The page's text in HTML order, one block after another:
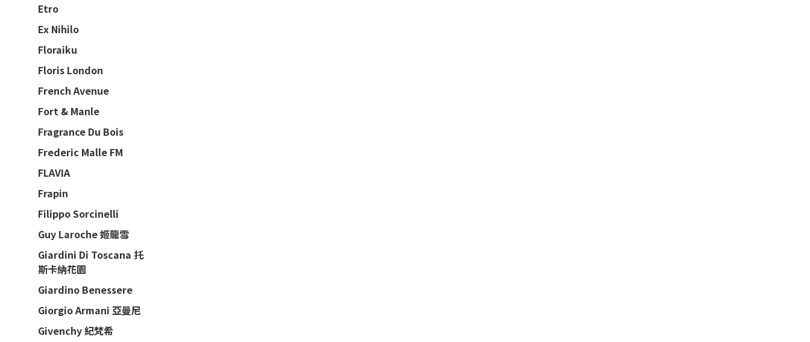
Etro
Ex Nihilo
Floraiku
Floris London
French Avenue
Fort & Manle
Fragrance Du Bois
Frederic Malle FM
FLAVIA
Frapin
Filippo Sorcinelli
Guy Laroche 姬龍雪
Giardini Di Toscana 托
斯卡納花園
Giardino Benessere
Giorgio Armani 亞曼尼
Givenchy 紀梵希